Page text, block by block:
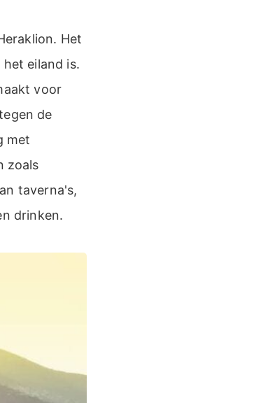
Het
eiland is.
voor
de
met
zoals
taverna's,
drinken.